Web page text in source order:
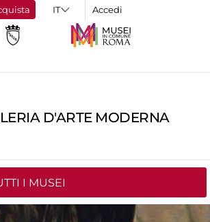
Accedi
D'ARTE MODERNA
I MUSEI